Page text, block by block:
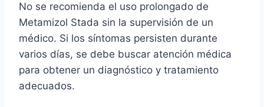
No se recomienda el uso prolongado de
Metamizol Stada sin la supervisión de un
médico. Si los síntomas persisten durante
varios días, se debe buscar atención médica
para obtener un diagnóstico y tratamiento
adecuados.